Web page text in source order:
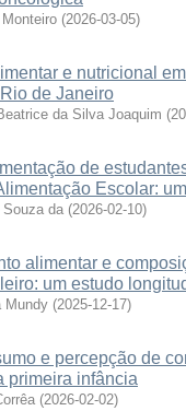
(2026-03-05)
e nutricional
de Janeiro
da Silva Joaquim (
de
Escolar:
Souza da (2026-02-10)
alimentar e
um estudo
Mundy (2025-12-17)
e percepção de
primeira infância
(2026-02-02)